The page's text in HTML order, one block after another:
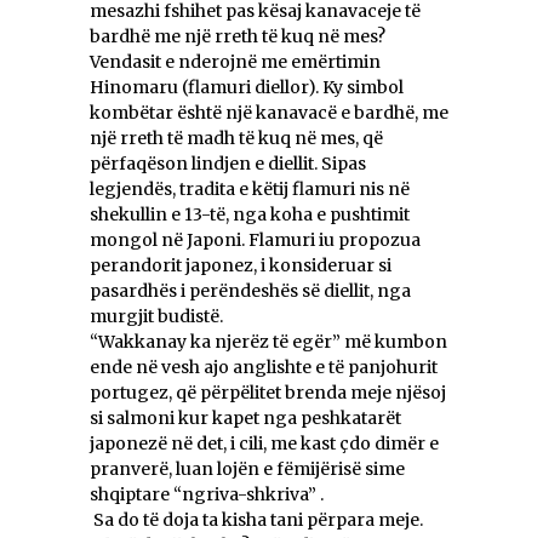
mesazhi fshihet pas kësaj kanavaceje të
bardhë me një rreth të kuq në mes?
Vendasit e nderojnë me emërtimin
Hinomaru (flamuri diellor). Ky simbol
kombëtar është një kanavacë e bardhë, me
një rreth të madh të kuq në mes, që
përfaqëson lindjen e diellit. Sipas
legjendës, tradita e këtij flamuri nis në
shekullin e 13-të, nga koha e pushtimit
mongol në Japoni. Flamuri iu propozua
perandorit japonez, i konsideruar si
pasardhës i perëndeshës së diellit, nga
murgjit budistë.
“Wakkanay ka njerëz të egër” më kumbon
ende në vesh ajo anglishte e të panjohurit
portugez, që përpëlitet brenda meje njësoj
si salmoni kur kapet nga peshkatarët
japonezë në det, i cili, me kast çdo dimër e
pranverë, luan lojën e fëmijërisë sime
shqiptare “ngriva-shkriva” .
Sa do të doja ta kisha tani përpara meje.